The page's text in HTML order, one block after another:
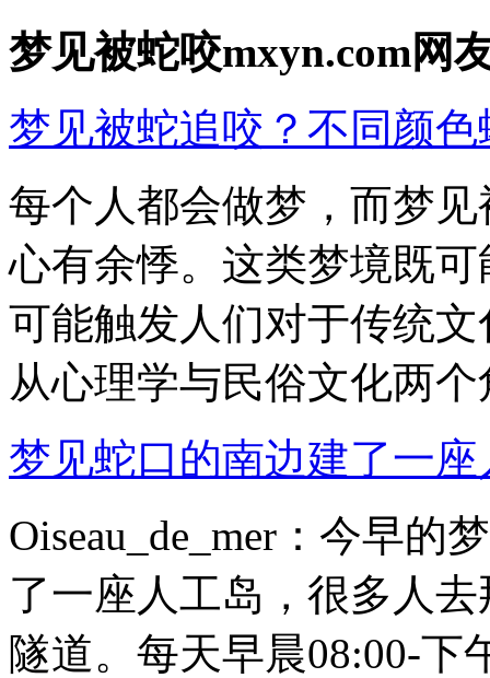
梦见被蛇咬mxyn.com网
梦见被蛇追咬？不同颜
每个人都会做梦，而梦
心有余悸。这类梦境既
可能触发人们对于传统
从心理学与民俗文化两个
梦见蛇口的南边建了一
Oiseau_de_mer：今早的
了一座人工岛，很多人
隧道。每天早晨08:00-下